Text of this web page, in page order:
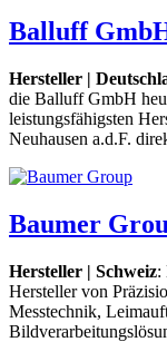
Balluff
Hersteller |
die Balluff GmbH
leistungsfähigsten
Neuhausen a.d.F.
Baumer
Hersteller | Schweiz:
Hersteller von
Messtechnik,